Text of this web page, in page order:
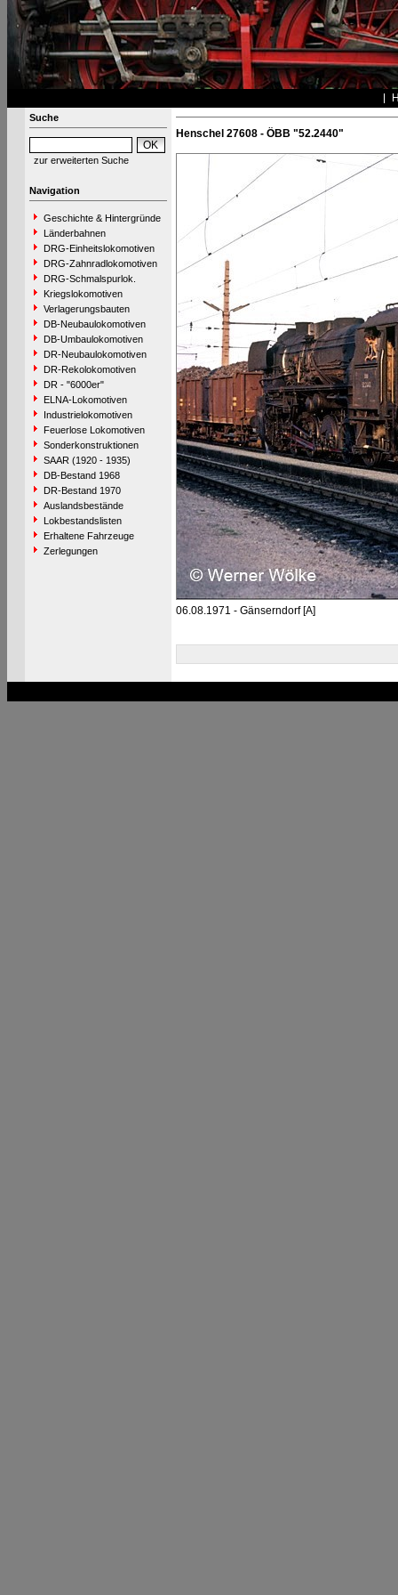
Suche
zur erweiterten Suche
Navigation
Geschichte & Hintergründe
Länderbahnen
DRG-Einheitslokomotiven
DRG-Zahnradlokomotiven
DRG-Schmalspurlok.
Kriegslokomotiven
Verlagerungsbauten
DB-Neubaulokomotiven
DB-Umbaulokomotiven
DR-Neubaulokomotiven
DR-Rekolokomotiven
DR - "6000er"
ELNA-Lokomotiven
Industrielokomotiven
Feuerlose Lokomotiven
Sonderkonstruktionen
SAAR (1920 - 1935)
DB-Bestand 1968
DR-Bestand 1970
Auslandsbestände
Lokbestandslisten
Erhaltene Fahrzeuge
Zerlegungen
Henschel 27608 - ÖBB "52.2440"
06.08.1971 - Gänserndorf [A]